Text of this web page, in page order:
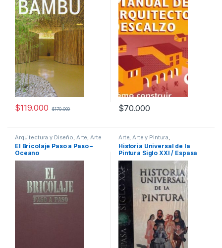
y tecnicos
$119.000 $170.000 $70.000
Arquitectura y Diseño Arte Arte
y Afines ,Arte y Pintura,
Decoración, Decoración y
Muebles,
Interes General
Profesionales y tecnicos
Temas Varios
El Bricolaje Paso a Paso –
Oceano
Arte Arte y Pintura
Profesionales y tecnicos
Historia Universal de la
Pintura Siglo XXI / Espasa